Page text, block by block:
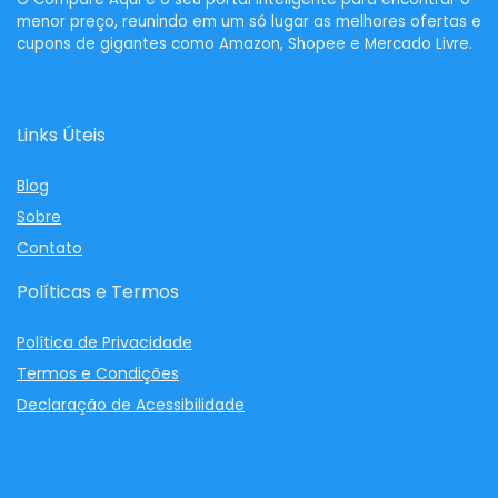
menor preço, reunindo em um só lugar as melhores ofertas e
cupons de gigantes como Amazon, Shopee e Mercado Livre.
Links Úteis
Blog
Sobre
Contato
Políticas e Termos
Política de Privacidade
Termos e Condições
Declaração de Acessibilidade